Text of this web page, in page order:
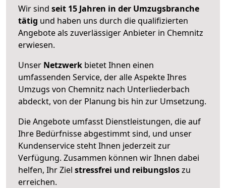
Wir sind seit 15 Jahren in der Umzugsbranche
tätig und haben uns durch die qualifizierten
Angebote als zuverlässiger Anbieter in Chemnitz
erwiesen.
Unser Netzwerk bietet Ihnen einen
umfassenden Service, der alle Aspekte Ihres
Umzugs von Chemnitz nach Unterliederbach
abdeckt, von der Planung bis hin zur Umsetzung.
Die Angebote umfasst Dienstleistungen, die auf
Ihre Bedürfnisse abgestimmt sind, und unser
Kundenservice steht Ihnen jederzeit zur
Verfügung. Zusammen können wir Ihnen dabei
helfen, Ihr Ziel stressfrei und reibungsloszu
erreichen.